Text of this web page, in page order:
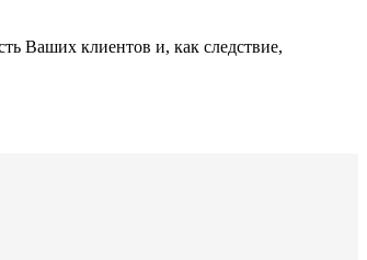
Ваших клиентов и, как следствие,